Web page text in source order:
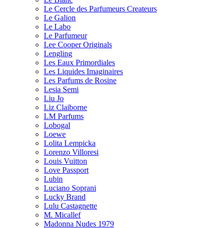
Le Cercle des Parfumeurs Createurs
Le Galion
Le Labo
Le Parfumeur
Lee Cooper Originals
Lengling
Les Eaux Primordiales
Les Liquides Imaginaires
Les Parfums de Rosine
Lesia Semi
Liu Jo
Liz Claiborne
LM Parfums
Lobogal
Loewe
Lolita Lempicka
Lorenzo Villoresi
Louis Vuitton
Love Passport
Lubin
Luciano Soprani
Lucky Brand
Lulu Castagnette
M. Micallef
Madonna Nudes 1979